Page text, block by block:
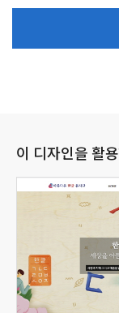
이 디자인을 활